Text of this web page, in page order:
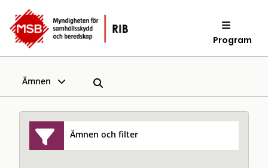
Program
Ämnen
Ämnen och filter